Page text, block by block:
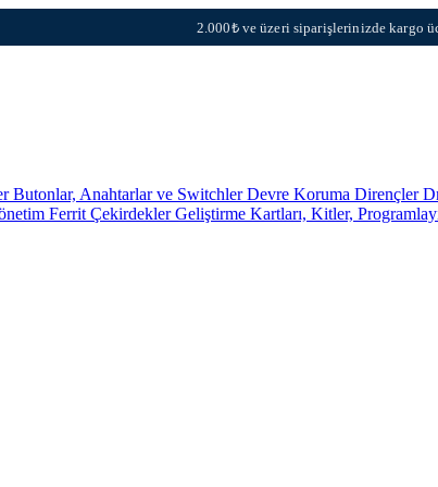
2.000₺ ve üzeri siparişlerinizde kargo
Butonlar, Anahtarlar ve SwitchlerDevre Koruma Dirençler
Ferrit ÇekirdeklerGeliştirme Kartları, Kitler,